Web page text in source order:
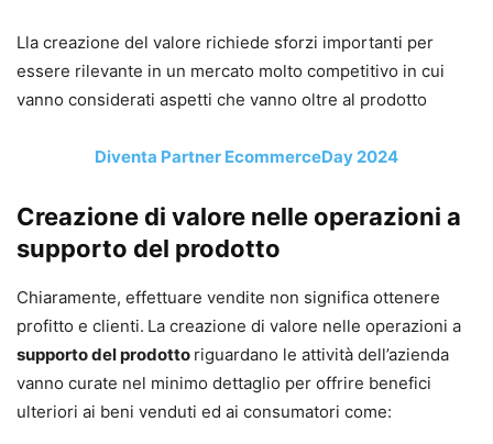
Lla creazione del valore richiede sforzi importanti per
essere rilevante in un mercato molto competitivo in cui
vanno considerati aspetti che vanno oltre al prodotto
Diventa Partner EcommerceDay 2024
Creazione di valore nelle operazioni a
supporto del prodotto
Chiaramente, effettuare vendite non significa ottenere
profitto e clienti. La creazione di valore nelle operazioni a
supporto del prodotto riguardano le attività dell’azienda
vanno curate nel minimo dettaglio per offrire benefici
ulteriori ai beni venduti ed ai consumatori come: